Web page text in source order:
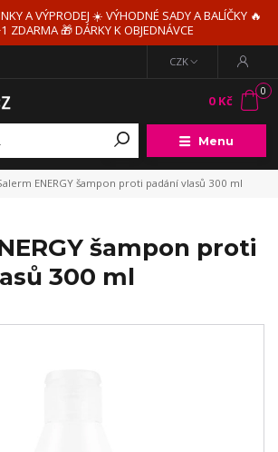
A VÝPRODEJ ☀️ VÝHODNÉ SADY A BALÍČKY 🔥
ZDARMA 🎁 DÁRKY K OBJEDNÁVCE
Menu
CZK
0
0 Kč
ENERGY šampon proti padání vlasů 300 ml
šampon proti
300 ml